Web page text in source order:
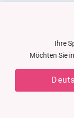
Ihre
Möchten Sie